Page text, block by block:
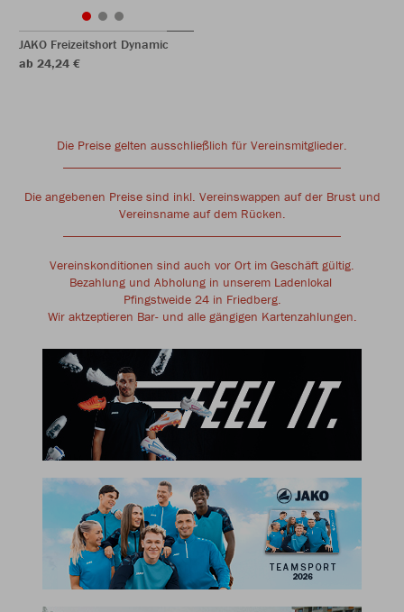
JAKO Freizeitshort Dynamic
ab 24,24 €
Die Preise gelten ausschließlich für Vereinsmitglieder.
Die angebenen Preise sind inkl. Vereinswappen auf der Brust und
Vereinsname auf dem Rücken.
Vereinskonditionen sind auch vor Ort im Geschäft gültig.
Bezahlung und Abholung in unserem Ladenlokal
Pfingstweide 24 in Friedberg.
Wir aktzeptieren Bar- und alle gängigen Kartenzahlungen.